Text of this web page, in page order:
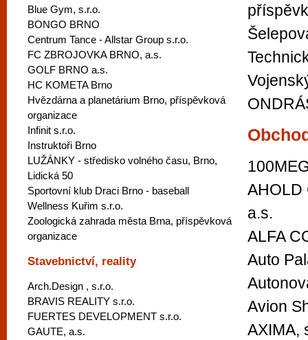
Blue Gym, s.r.o.
BONGO BRNO
Centrum Tance - Allstar Group s.r.o.
FC ZBROJOVKA BRNO, a.s.
GOLF BRNO a.s.
HC KOMETA Brno
Hvězdárna a planetárium Brno, příspěvková
organizace
Infinit s.r.o.
Instruktoři Brno
LUŽÁNKY - středisko volného času, Brno,
Lidická 50
Sportovní klub Draci Brno - baseball
Wellness Kuřim s.r.o.
Zoologická zahrada města Brna, příspěvková
organizace
Stavebnictví, reality
Arch.Design , s.r.o.
BRAVIS REALITY s.r.o.
FUERTES DEVELOPMENT s.r.o.
GAUTE, a.s.
AHOLD
a.s.
ALFA
Auto
Avion
AXIMA,